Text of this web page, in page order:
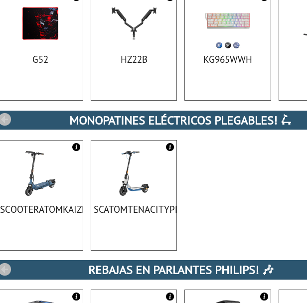
G52 HZ22B KG965WWH
MONOPATINES ELÉCTRICOS PLEGABLES! 🛴
SCOOTERATOMKAIZENPROSCATOMTENACITYPROWT
REBAJAS EN PARLANTES PHILIPS! 🎶